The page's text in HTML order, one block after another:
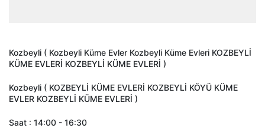
Kozbeyli ( Kozbeyli Küme Evler Kozbeyli Küme Evleri KOZBEYLİ
KÜME EVLERİ KOZBEYLİ KÜME EVLERİ )
Kozbeyli ( KOZBEYLİ KÜME EVLERİ KOZBEYLİ KÖYÜ KÜME
EVLER KOZBEYLİ KÜME EVLERİ )
Saat : 14:00 - 16:30